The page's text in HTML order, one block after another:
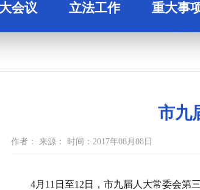
会议 立法工作 重大事
市九
作者： 来源： 时间：2017年08月08日
4月11日至12日，市九届人大常委会第